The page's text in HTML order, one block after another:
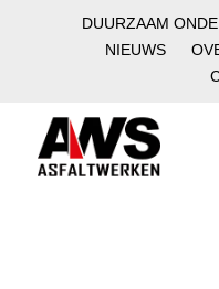
DUURZAAM
NIEUWS